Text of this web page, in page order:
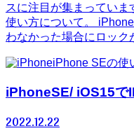
スに注目が集まってい
使い方について。
わなかった場合にロック
iPhone SEの使
iPhoneSE/ iOS15で
2022.12.22